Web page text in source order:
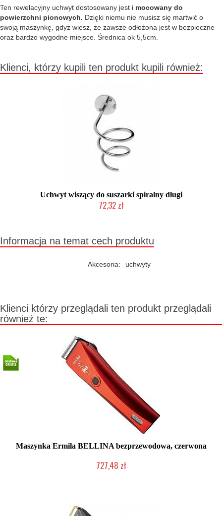
Ten rewelacyjny uchwyt dostosowany jest i mocowany do
powierzchni pionowych. Dzięki niemu nie musisz się martwić o
swoją maszynkę, gdyż wiesz, że zawsze odłożona jest w bezpieczne
oraz bardzo wygodne miejsce. Średnica ok 5,5cm.
Klienci, którzy kupili ten produkt kupili również:
Uchwyt wiszący do suszarki spiralny długi
72,32 zł
Informacja na temat cech produktu
Akcesoria: uchwyty
Klienci którzy przeglądali ten produkt przeglądali
również te:
Maszynka Ermila BELLINA bezprzewodowa, czerwona
727,48 zł